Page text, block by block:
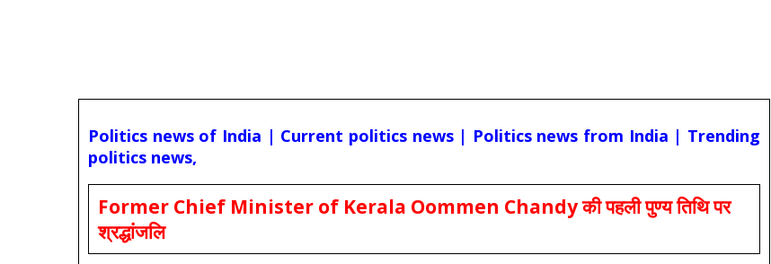
Politics news of India | Current politics news | Politics news from India | Trending
politics news,
Former Chief Minister of Kerala Oommen Chandy की पहली पुण्य तिथि पर
श्रद्धांजलि